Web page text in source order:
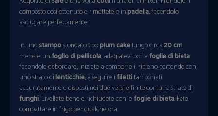
composto così ottenuto e rimettetelo inpadella, facendolo
asciugare perfettamente.
In unostampostondato tipoplum cakelungo circa20 cm
mettete unfoglio di pellicola, adagiatevi poi lefoglie di bieta
facendole debordare, Iniziate a comporre il ripieno partendo con
uno strato dilenticchie, a seguire ifilettitamponati
accuratamente e disposti nei due versi e finite con uno strato di
funghi. Livellate bene e richiudete con lefoglie di bieta. Fate
compattare in frigo per qualche ora.